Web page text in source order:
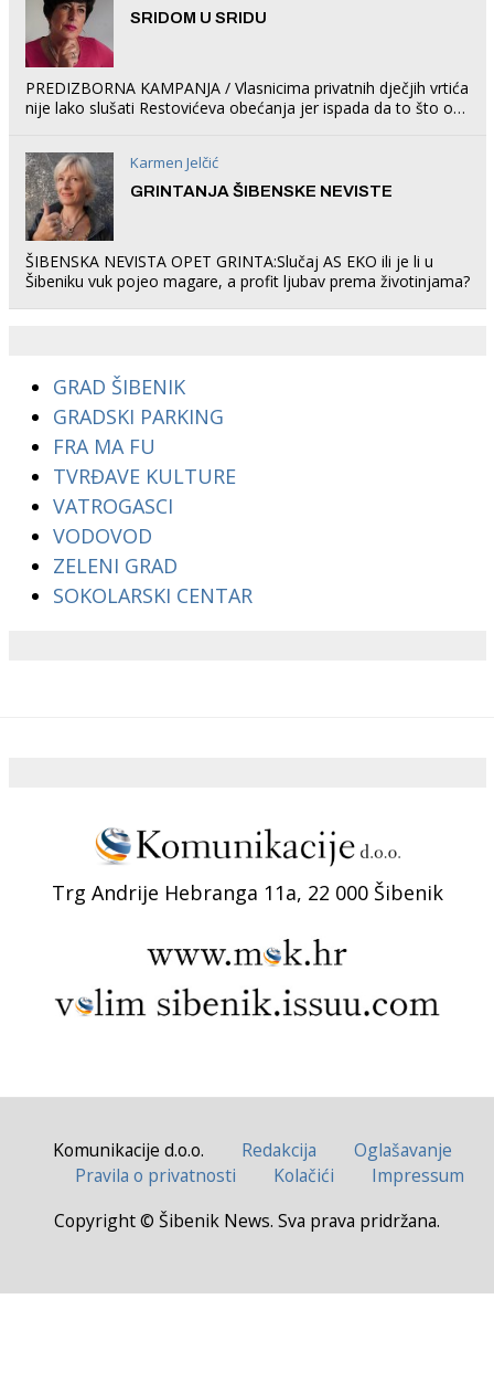
SRIDOM U SRIDU
PREDIZBORNA KAMPANJA / Vlasnicima privatnih dječjih vrtića
nije lako slušati Restovićeva obećanja jer ispada da to što oni
Karmen Jelčić
GRINTANJA ŠIBENSKE NEVISTE
ŠIBENSKA NEVISTA OPET GRINTA:Slučaj AS EKO ili je li u
Šibeniku vuk pojeo magare, a profit ljubav prema životinjama?
GRAD ŠIBENIK
GRADSKI PARKING
FRA MA FU
TVRĐAVE KULTURE
VATROGASCI
VODOVOD
ZELENI GRAD
SOKOLARSKI CENTAR
Trg Andrije Hebranga 11a, 22 000 Šibenik
Komunikacije d.o.o. Redakcija
Oglašavanje
Pravila o privatnosti
Kolačići
Impressum
Copyright © Šibenik News. Sva prava pridržana.